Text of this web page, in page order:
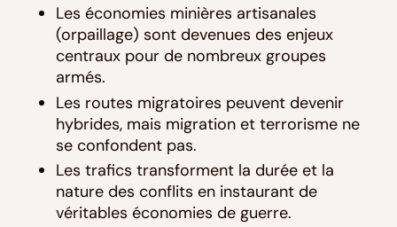
Les économies minières artisanales
(orpaillage) sont devenues des enjeux
centraux pour de nombreux groupes
armés.
Les routes migratoires peuvent devenir
hybrides, mais migration et terrorisme ne
se confondent pas.
Les trafics transforment la durée et la
nature des conflits en instaurant de
véritables économies de guerre.